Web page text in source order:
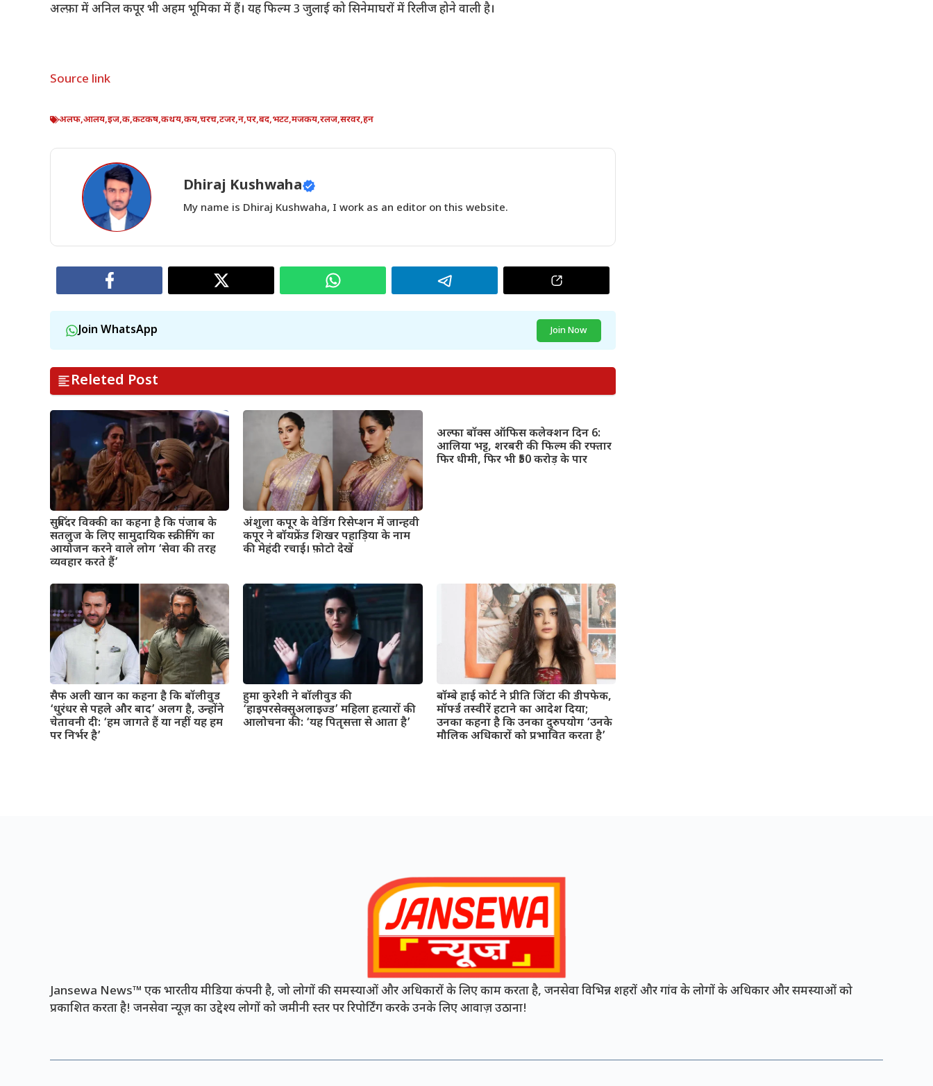
अल्फ़ा में अनिल कपूर भी अहम भूमिका में हैं। यह फिल्म 3 जुलाई को सिनेमाघरों में रिलीज होने वाली है।
Source link
अलफ,आलय,इज,क,कटकष,कथय,कय,चरच,टजर,न,पर,बद,भटट,मजकय,रलज,सरवर,हन
Dhiraj Kushwaha
My name is Dhiraj Kushwaha, I work as an editor on this website.
Join WhatsApp Join Now
Releted Post
सुबिंदर विक्की का कहना है कि पंजाब के
सतलुज के लिए सामुदायिक स्क्रीनिंग का
आयोजन करने वाले लोग ‘सेवा की तरह
व्यवहार करते हैं’
अंशुला कपूर के वेडिंग रिसेप्शन में जान्हवी
कपूर ने बॉयफ्रेंड शिखर पहाड़िया के नाम
की मेहंदी रचाई। फ़ोटो देखें
अल्फा बॉक्स ऑफिस कलेक्शन दिन 6:
आलिया भट्ट, शरबरी की फिल्म की रफ्तार
फिर धीमी, फिर भी ₹50 करोड़ के पार
सैफ अली खान का कहना है कि बॉलीवुड
‘धुरंधर से पहले और बाद’ अलग है, उन्होंने
चेतावनी दी: ‘हम जागते हैं या नहीं यह हम
पर निर्भर है’
हुमा कुरेशी ने बॉलीवुड की
‘हाइपरसेक्सुअलाइज्ड’ महिला हत्यारों की
आलोचना की: ‘यह पितृसत्ता से आता है’
बॉम्बे हाई कोर्ट ने प्रीति जिंटा की डीपफेक,
मॉर्फ्ड तस्वीरें हटाने का आदेश दिया;
उनका कहना है कि उनका दुरुपयोग ‘उनके
मौलिक अधिकारों को प्रभावित करता है’
Jansewa News™ एक भारतीय मीडिया कंपनी है, जो लोगों की समस्याओं और अधिकारों के लिए काम करता है, जनसेवा विभिन्न शहरों और गांव के लोगों के अधिकार और समस्याओं को
प्रकाशित करता है! जनसेवा न्यूज़ का उद्देश्य लोगों को जमीनी स्तर पर रिपोर्टिंग करके उनके लिए आवाज़ उठाना!